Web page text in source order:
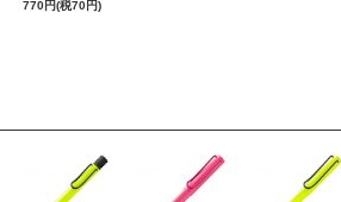
770円(税70円)